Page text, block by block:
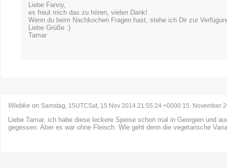
Liebe Fanny,
es freut mich das zu hören, vielen Dank!
Wenn du beim Nachkochen Fragen hast, stehe ich Dir zur
Liebe Grüße :)
Tamar
Wiebke on Samstag, 15UTCSat, 15 Nov 2014 21:55:24 +0000 15. November
Liebe Tamar, ich habe diese leckere Speise schon mal in Georgien und
gegessen. Aber es war ohne Fleisch. Wie geht denn die vegetarische